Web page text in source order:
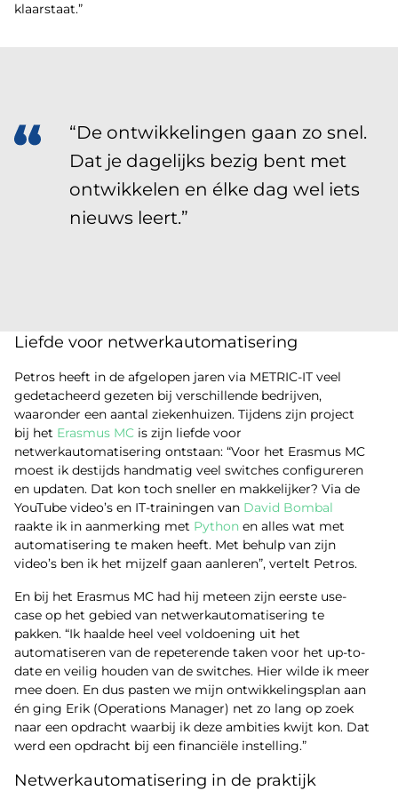
klaarstaat.”
“De ontwikkelingen gaan zo snel.
Dat je dagelijks bezig bent met
ontwikkelen en élke dag wel iets
nieuws leert.”
Liefde voor netwerkautomatisering
Petros heeft in de afgelopen jaren via METRIC-IT veel
gedetacheerd gezeten bij verschillende bedrijven,
waaronder een aantal ziekenhuizen. Tijdens zijn project
bij het Erasmus MC is zijn liefde voor
netwerkautomatisering ontstaan: “Voor het Erasmus MC
moest ik destijds handmatig veel switches configureren
en updaten. Dat kon toch sneller en makkelijker? Via de
YouTube video’s en IT-trainingen van David Bombal
raakte ik in aanmerking met Python en alles wat met
automatisering te maken heeft. Met behulp van zijn
video’s ben ik het mijzelf gaan aanleren”, vertelt Petros.
En bij het Erasmus MC had hij meteen zijn eerste use-
case op het gebied van netwerkautomatisering te
pakken. “Ik haalde heel veel voldoening uit het
automatiseren van de repeterende taken voor het up-to-
date en veilig houden van de switches. Hier wilde ik meer
mee doen. En dus pasten we mijn ontwikkelingsplan aan
én ging Erik (Operations Manager) net zo lang op zoek
naar een opdracht waarbij ik deze ambities kwijt kon. Dat
werd een opdracht bij een financiële instelling.”
Netwerkautomatisering in de praktijk